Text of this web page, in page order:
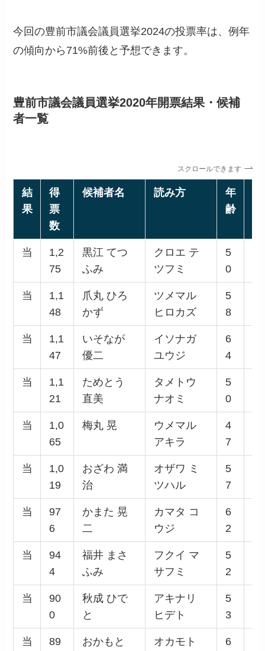
今回の豊前市議会議員選挙2024の投票率は、例年
の傾向から71%前後と予想できます。
豊前市議会議員選挙2020年開票結果・候補
者一覧
スクロールできます
結
果
得
票
数
候補者名 読み方
年
齢
当
1,2
75
黒江 てつ
ふみ
クロエ テ
ツフミ
5
0
当
1,1
48
爪丸 ひろ
かず
ツメマル
ヒロカズ
5
8
当
1,1
47
いそなが
優二
イソナガ
ユウジ
6
4
当
1,1
21
ためとう
直美
タメトウ
ナオミ
5
0
当
1,0
65
梅丸 晃
ウメマル
アキラ
4
7
当
1,0
19
おざわ 満
治
オザワ ミ
ツハル
5
7
当
97
6
かまた 晃
二
カマタ コ
ウジ
6
2
当
94
4
福井 まさ
ふみ
フクイ マ
サフミ
5
2
当
90
0
秋成 ひで
と
アキナリ
ヒデト
5
3
当
89
おかもと
オカモト
6